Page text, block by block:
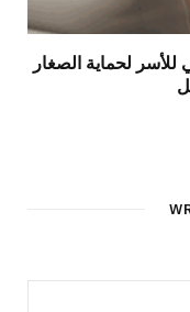
لحماية الصغار